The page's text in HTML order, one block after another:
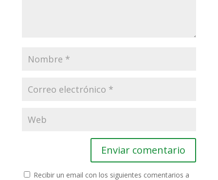
Recibir un email con los siguientes comentarios a